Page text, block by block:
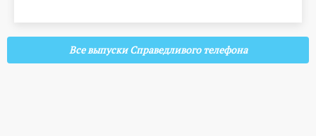
Все выпуски Справедливого телефона